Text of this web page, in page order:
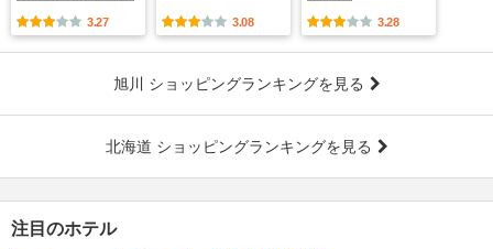
3.27 3.08 3.28
旭川 ショッピングランキングを見る
北海道 ショッピングランキングを見る
注目のホテル